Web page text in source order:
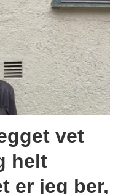
vet
helt
er jeg ber,